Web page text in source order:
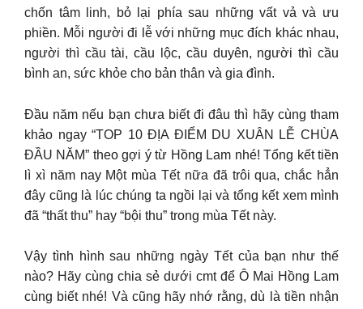
chốn tâm linh, bỏ lại phía sau những vất vả và ưu
phiền. Mỗi người đi lễ với những mục đích khác nhau,
người thì cầu tài, cầu lộc, cầu duyên, người thì cầu
bình an, sức khỏe cho bản thân và gia đình.
Đầu năm nếu bạn chưa biết đi đâu thì hãy cùng tham
khảo ngay “TOP 10 ĐỊA ĐIỂM DU XUÂN LỄ CHÙA
ĐẦU NĂM” theo gợi ý từ Hồng Lam nhé! Tổng kết tiền
lì xì năm nay Một mùa Tết nữa đã trôi qua, chắc hẳn
đây cũng là lúc chúng ta ngồi lại và tổng kết xem mình
đã “thất thu” hay “bội thu” trong mùa Tết này.
Vậy tình hình sau những ngày Tết của bạn như thế
nào? Hãy cùng chia sẻ dưới cmt để Ô Mai Hồng Lam
cùng biết nhé! Và cũng hãy nhớ rằng, dù là tiền nhận